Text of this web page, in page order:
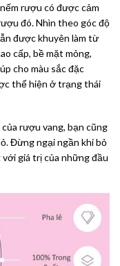
rượu có được cảm
đó. Nhìn theo góc độ
được khuyên làm từ
cấp, bề mặt mỏng,
cho màu sắc đặc
thể hiện ở trạng thái
rượu vang, bạn cũng
Đừng ngại ngần khi bỏ
giá trị của những đầu